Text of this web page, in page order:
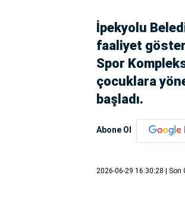
İpekyolu
faaliyet
Spor
çocuklara
başladı.
Abone Ol
2026-06-29 16:30:28 | Son